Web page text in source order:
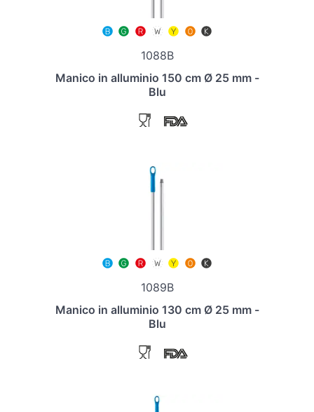
1088B
Manico in alluminio 150 cm Ø 25 mm -
Blu
1089B
Manico in alluminio 130 cm Ø 25 mm -
Blu